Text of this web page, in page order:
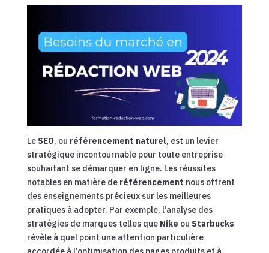
Le SEO, ou référencement naturel, est un levier
stratégique incontournable pour toute entreprise
souhaitant se démarquer en ligne. Les réussites
notables en matière de référencement nous offrent
des enseignements précieux sur les meilleures
pratiques à adopter. Par exemple, l’analyse des
stratégies de marques telles que Nike ou Starbucks
révèle à quel point une attention particulière